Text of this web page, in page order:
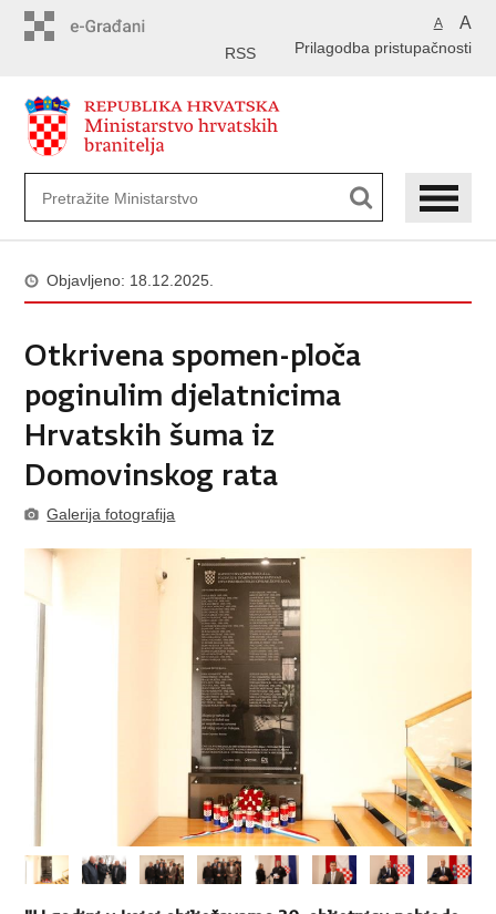
A A
Prilagodba pristupačnosti
RSS
Objavljeno: 18.12.2025.
Otkrivena spomen-ploča
poginulim djelatnicima
Hrvatskih šuma iz
Domovinskog rata
Galerija fotografija